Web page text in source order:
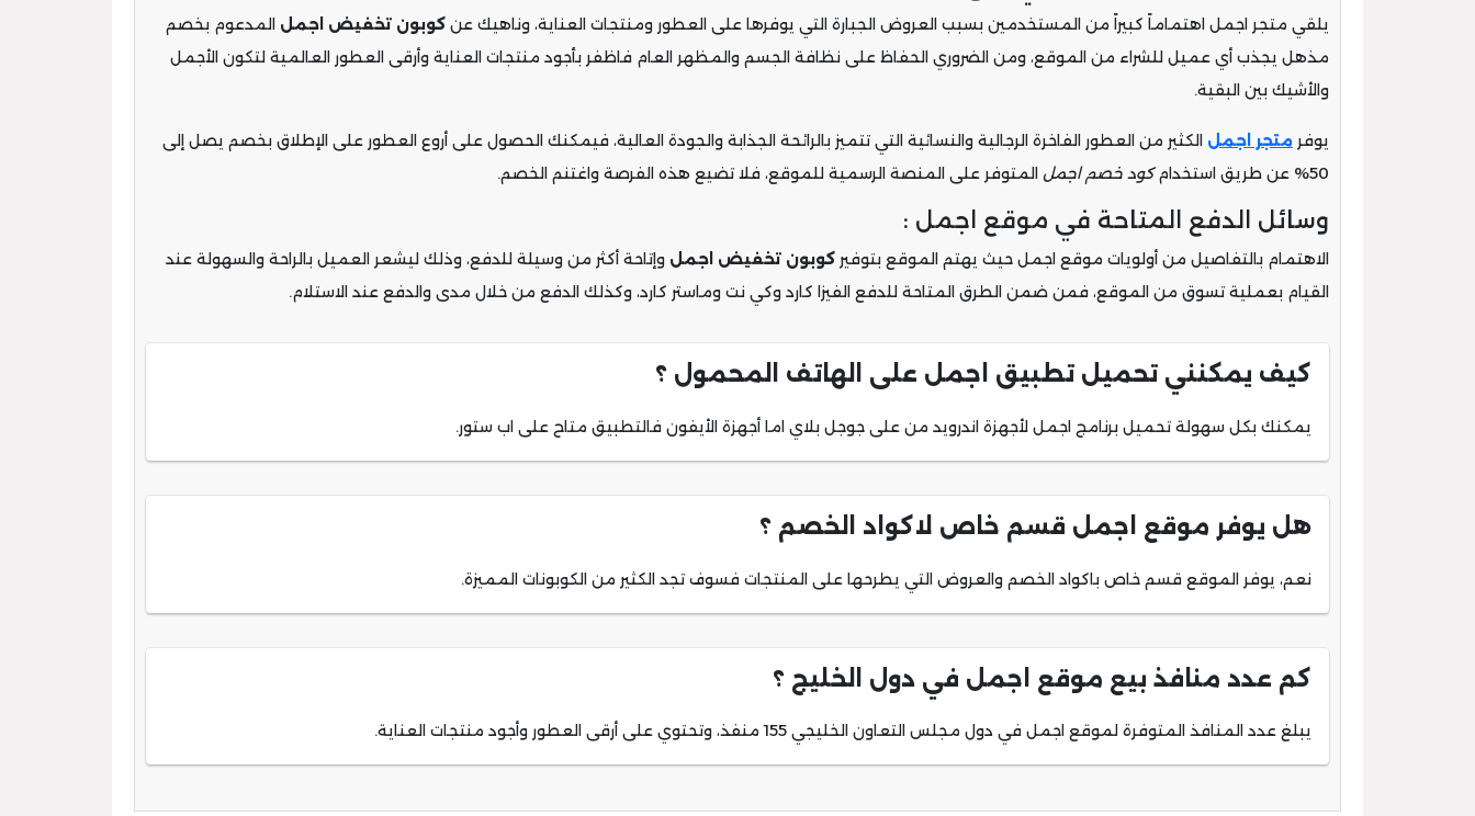
يلقي متجر اجمل اهتماماً كبيراً من المستخدمين بسبب العروض الجبارة التي يوفرها على العطور ومنتجات العناية، وناهيك عن كوبون تخفيض اجمل المدعوم بخصم
مذهل يجذب أي عميل للشراء من الموقع، ومن الضروري الحفاظ على نظافة الجسم والمظهر العام فاظفر بأجود منتجات العناية وأرقى العطور العالمية لتكون الأجمل
والأشيك بين البقية.
يوفر متجر اجمل الكثير من العطور الفاخرة الرجالية والنسائية التي تتميز بالرائحة الجذابة والجودة العالية، فيمكنك الحصول على أروع العطور على الإطلاق بخصم يصل إلى
50% عن طريق استخدام
كود خصم اجمل المتوفر على المنصة الرسمية للموقع، فلا تضيع هذه الفرصة واغتنم الخصم.
وسائل الدفع المتاحة في موقع اجمل :
الاهتمام بالتفاصيل من أولويات موقع اجمل حيث يهتم الموقع بتوفير كوبون تخفيض اجمل وإتاحة أكثر من وسيلة للدفع، وذلك ليشعر العميل بالراحة والسهولة عند
القيام بعملية تسوق من الموقع، فمن ضمن الطرق المتاحة للدفع الفيزا كارد وكي نت وماستر كارد، وكذلك الدفع من خلال مدى والدفع عند الاستلام.
كيف يمكنني تحميل تطبيق اجمل على الهاتف المحمول ؟
يمكنك بكل سهولة تحميل برنامج اجمل لأجهزة اندرويد من على جوجل بلاي اما أجهزة الأيفون فالتطبيق متاح على اب ستور.
هل يوفر موقع اجمل قسم خاص لاكواد الخصم ؟
نعم، يوفر الموقع قسم خاص باكواد الخصم والعروض التي يطرحها على المنتجات فسوف تجد الكثير من الكوبونات المميزة.
كم عدد منافذ بيع موقع اجمل في دول الخليج ؟
يبلغ عدد المنافذ المتوفرة لموقع اجمل في دول مجلس التعاون الخليجي 155 منفذ، وتحتوي على أرقى العطور وأجود منتجات العناية.